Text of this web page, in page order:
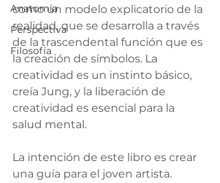
Anatomía
Perspectiva
Filosofía
como un modelo explicatorio de la
realidad, que se desarrolla a través
de la trascendental función que es
la creación de símbolos. La
creatividad es un instinto básico,
creía Jung, y la liberación de
creatividad es esencial para la
salud mental.
La intención de este libro es crear
una guía para el joven artista.